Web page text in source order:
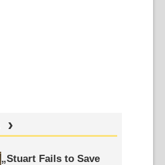
Stuart Fails to Save